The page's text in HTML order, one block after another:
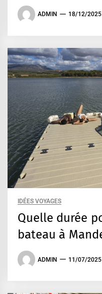
ADMIN 18/12/2025
IDÉES VOYAGES
Quelle durée
bateau à
ADMIN 11/07/2025